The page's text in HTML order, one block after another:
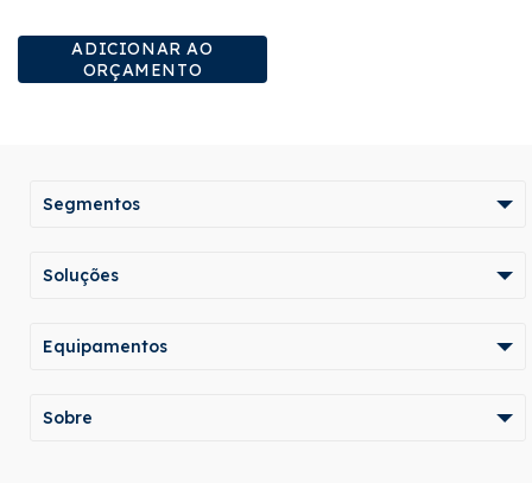
ADICIONAR AO
ORÇAMENTO
Segmentos
Soluções
Equipamentos
Sobre